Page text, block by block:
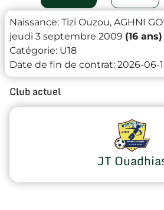
Naissance: Tizi Ouzou, AGHNI
jeudi 3 septembre 2009 (16 ans)
Catégorie: U18
Date de fin de contrat: 2026-06-
Club actuel
JT